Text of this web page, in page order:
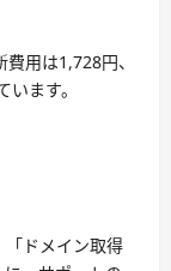
用は1,728円、
ます。
「ドメイン取得